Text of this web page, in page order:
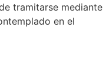
tramitarse mediante
en el